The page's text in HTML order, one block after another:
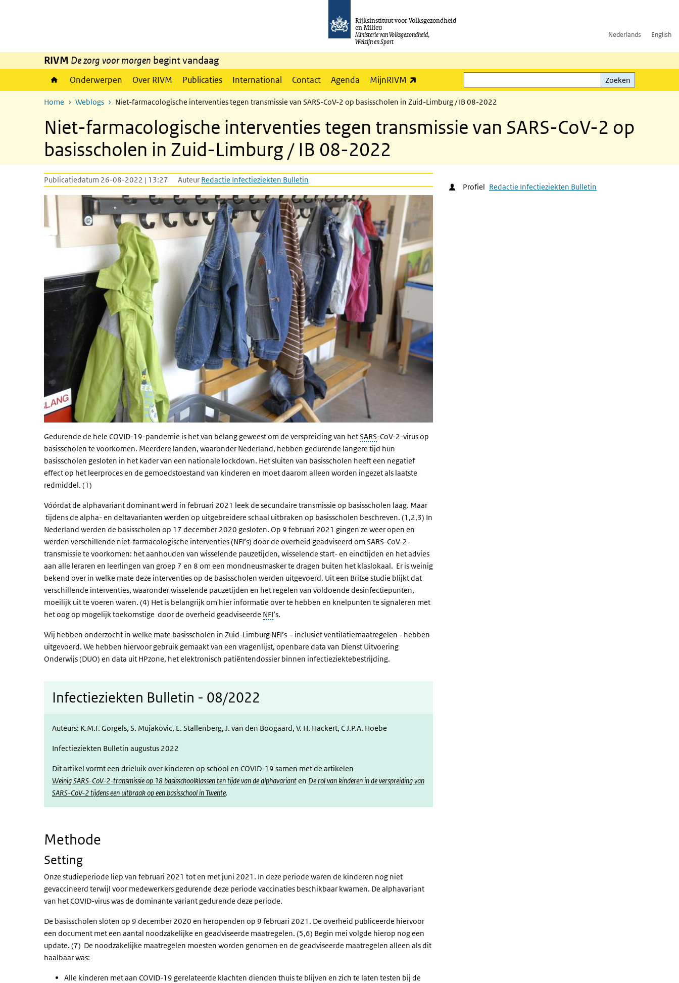
Rijksinstituut voor Volksgezondheid
en Milieu
Ministerie van Volksgezondheid,
Welzijn en Sport
Nederlands English
RIVM De zorg voor morgen begint vandaag
Onderwerpen Over RIVM Publicaties International Contact Agenda MijnRIVM
Zoeken
Zoeken
Home Weblogs Niet-farmacologische interventies tegen transmissie van SARS-CoV-2 op basisscholen in Zuid-Limburg / IB 08-2022
Niet-farmacologische interventies tegen transmissie van SARS-CoV-2 op
basisscholen in Zuid-Limburg / IB 08-2022
Publicatiedatum 26-08-2022 | 13:27 Auteur Redactie Infectieziekten Bulletin
Gedurende de hele COVID-19-pandemie is het van belang geweest om de verspreiding van hetSARS-CoV-2-virus op
basisscholen te voorkomen. Meerdere landen, waaronder Nederland, hebben gedurende langere tijd hun
basisscholen gesloten in het kader van een nationale lockdown. Het sluiten van basisscholen heeft een negatief
effect op het leerproces en de gemoedstoestand van kinderen en moet daarom alleen worden ingezet als laatste
redmiddel. (1)
Vóórdat de alphavariant dominant werd in februari 2021 leek de secundaire transmissie op basisscholen laag. Maar
tijdens de alpha- en deltavarianten werden op uitgebreidere schaal uitbraken op basisscholen beschreven. (1,2,3) In
Nederland werden de basisscholen op 17 december 2020 gesloten. Op 9 februari 2021 gingen ze weer open en
werden verschillende niet-farmacologische interventies (NFI’s) door de overheid geadviseerd om SARS-CoV-2-
transmissie te voorkomen: het aanhouden van wisselende pauzetijden, wisselende start- en eindtijden en het advies
aan alle leraren en leerlingen van groep 7 en 8 om een mondneusmasker te dragen buiten het klaslokaal. Er is weinig
bekend over in welke mate deze interventies op de basisscholen werden uitgevoerd. Uit een Britse studie blijkt dat
verschillende interventies, waaronder wisselende pauzetijden en het regelen van voldoende desinfectiepunten,
moeilijk uit te voeren waren. (4) Het is belangrijk om hier informatie over te hebben en knelpunten te signaleren met
het oog op mogelijk toekomstige door de overheid geadviseerde NFI’s.
Wij hebben onderzocht in welke mate basisscholen in Zuid-Limburg NFI’s - inclusief ventilatiemaatregelen - hebben
uitgevoerd. We hebben hiervoor gebruik gemaakt van een vragenlijst, openbare data van Dienst Uitvoering
Onderwijs (DUO) en data uit HPzone, het elektronisch patiëntendossier binnen infectieziektebestrijding.
Infectieziekten Bulletin - 08/2022
Auteurs: K.M.F. Gorgels, S. Mujakovic, E. Stallenberg, J. van den Boogaard, V. H. Hackert, C J.P.A. Hoebe
Infectieziekten Bulletin augustus 2022
Dit artikel vormt een drieluik over kinderen op school en COVID-19 samen met de artikelen
Weinig SARS-CoV-2-transmissie op 18 basisschoolklassen ten tijde van de alphavarianten De rol van kinderen in de verspreiding van
SARS-CoV-2 tijdens een uitbraak op een basisschool in Twente.
Methode
Setting
Onze studieperiode liep van februari 2021 tot en met juni 2021. In deze periode waren de kinderen nog niet
gevaccineerd terwijl voor medewerkers gedurende deze periode vaccinaties beschikbaar kwamen. De alphavariant
van het COVID-virus was de dominante variant gedurende deze periode.
De basisscholen sloten op 9 december 2020 en heropenden op 9 februari 2021. De overheid publiceerde hiervoor
een document met een aantal noodzakelijke en geadviseerde maatregelen. (5,6) Begin mei volgde hierop nog een
update. (7) De noodzakelijke maatregelen moesten worden genomen en de geadviseerde maatregelen alleen als dit
haalbaar was:
Alle kinderen met aan COVID-19 gerelateerde klachten dienden thuis te blijven en zich te laten testen bij de
Profiel Redactie Infectieziekten Bulletin